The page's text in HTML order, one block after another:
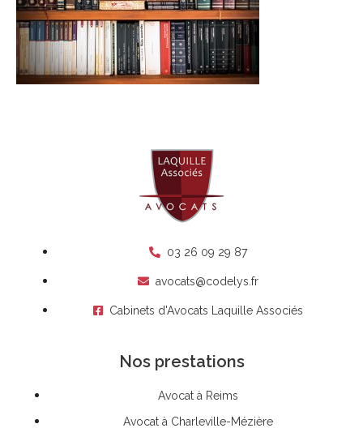
03 26 09 29 87
avocats@codelys.fr
Cabinets d'Avocats Laquille Associés
Nos prestations
Avocat à Reims
Avocat à Charleville-Mézière